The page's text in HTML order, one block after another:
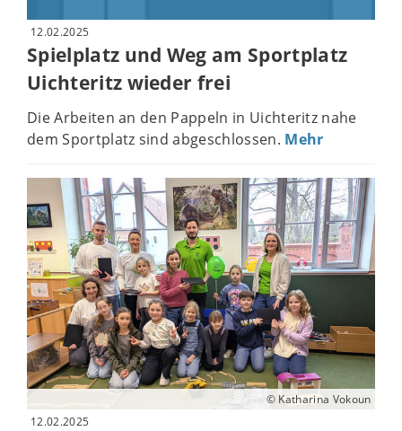
12.02.2025
Spielplatz und Weg am Sportplatz
Uichteritz wieder frei
Die Arbeiten an den Pappeln in Uichteritz nahe
dem Sportplatz sind abgeschlossen. Mehr
© Katharina Vokoun
12.02.2025